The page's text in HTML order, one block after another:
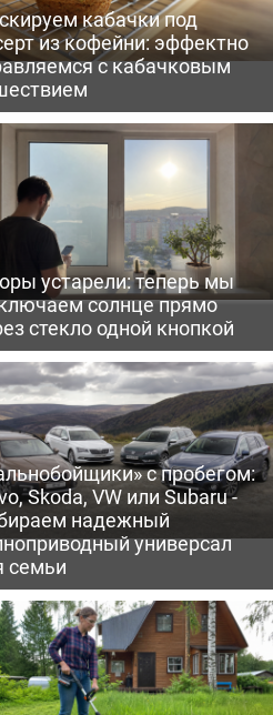
кабачки под
из кофейни: эффектно
с кабачковым
устарели: теперь мы
солнце прямо
стекло одной кнопкой
с пробегом:
Skoda, VW или Subaru -
надежный
универсал
семьи